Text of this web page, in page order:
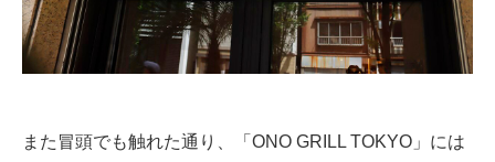
また冒頭でも触れた通り、「ONO GRILL TOKYO」には